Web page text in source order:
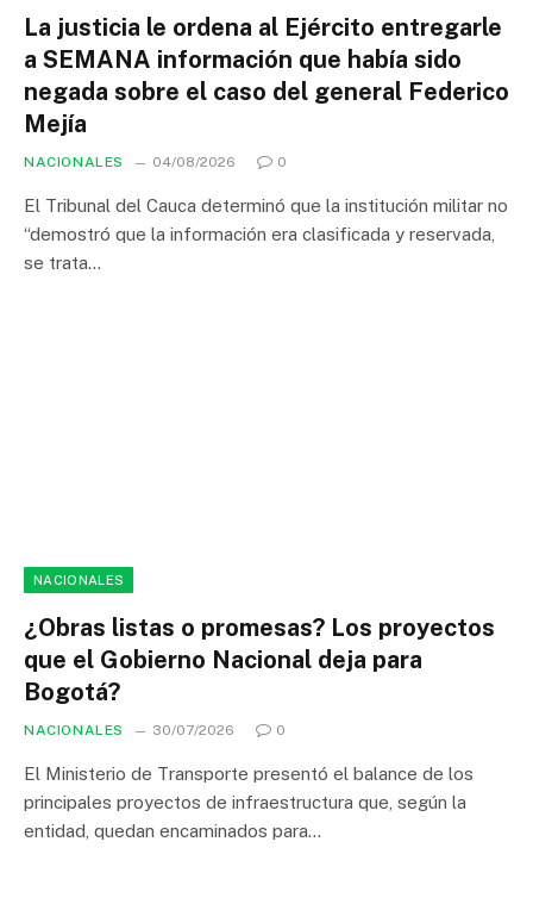
La justicia le ordena al Ejército entregarle
a SEMANA información que había sido
negada sobre el caso del general Federico
Mejía
NACIONALES 04/08/2026 0
El Tribunal del Cauca determinó que la institución militar no
“demostró que la información era clasificada y reservada,
se trata…
NACIONALES
¿Obras listas o promesas? Los proyectos
que el Gobierno Nacional deja para
Bogotá?
NACIONALES 30/07/2026 0
El Ministerio de Transporte presentó el balance de los
principales proyectos de infraestructura que, según la
entidad, quedan encaminados para…